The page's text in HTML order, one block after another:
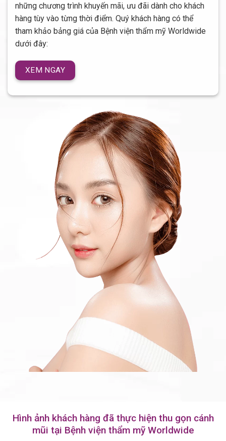
những chương trình khuyến mãi, ưu đãi dành cho khách
hàng tùy vào từng thời điểm. Quý khách hàng có thể
tham khảo bảng giá của Bệnh viện thẩm mỹ Worldwide
dưới đây:
XEM NGAY
Hình ảnh khách hàng đã thực hiện thu gọn cánh
mũi tại Bệnh viện thẩm mỹ Worldwide